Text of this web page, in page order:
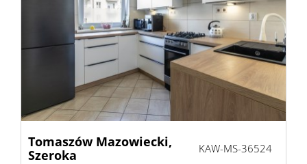
Tomaszów Mazowiecki,
Szeroka
KAW-MS-36524